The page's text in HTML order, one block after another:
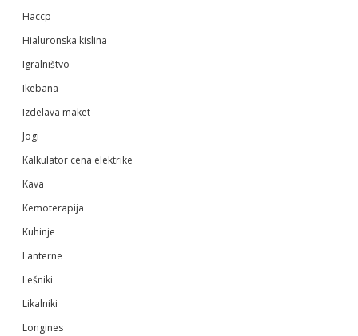
Haccp
Hialuronska kislina
Igralništvo
Ikebana
Izdelava maket
Jogi
Kalkulator cena elektrike
Kava
Kemoterapija
Kuhinje
Lanterne
Lešniki
Likalniki
Longines